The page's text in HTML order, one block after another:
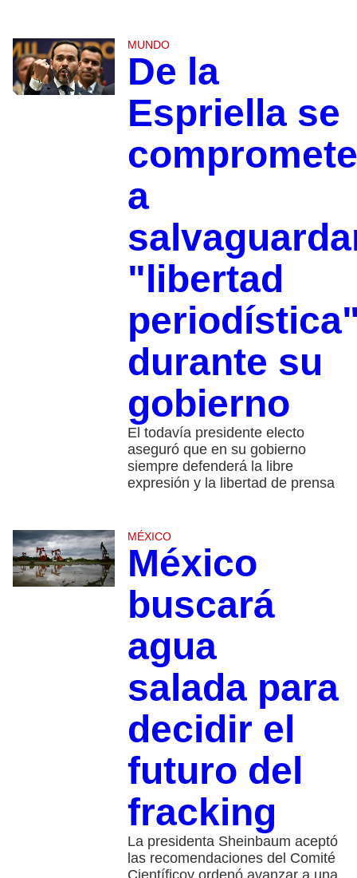
MUNDO
De la
Espriella se
compromete
a
"libertad
durante su
gobierno
El todavía presidente electo
aseguró que en su gobierno
siempre defenderá la libre
expresión y la libertad de prensa
MÉXICO
México
buscará
agua
salada para
decidir el
futuro del
fracking
La presidenta Sheinbaum aceptó
las recomendaciones del Comité
Científicoy ordenó avanzar a una